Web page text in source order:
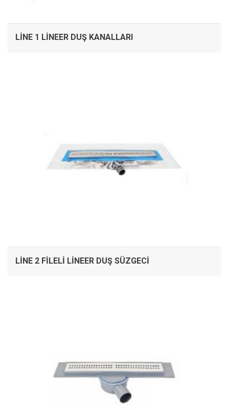
LINE 1 LINEER DUŞ KANALLARI
LINE 2 FILELI LINEER DUŞ SÜZGECI